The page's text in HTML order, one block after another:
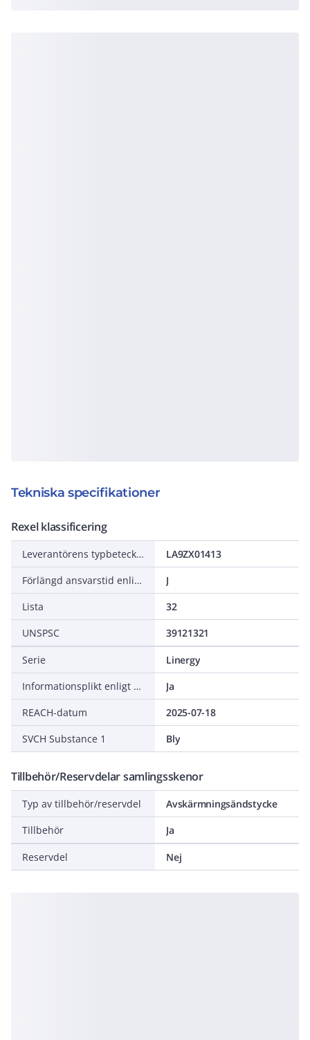
Tekniska specifikationer
Rexel klassificering
Leverantörens typbeteckning
LA9ZX01413
Förlängd ansvarstid enligt ALEM-09
J
Lista
32
UNSPSC
39121321
Serie
Linergy
Informationsplikt enligt REACH
Ja
REACH-datum
2025-07-18
SVCH Substance 1
Bly
Tillbehör/Reservdelar samlingsskenor
Typ av tillbehör/reservdel
Avskärmningsändstycke
Tillbehör
Ja
Reservdel Nej